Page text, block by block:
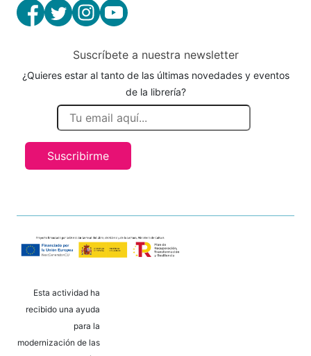
Suscríbete a nuestra newsletter
¿Quieres estar al tanto de las últimas novedades y eventos
de la librería?
Suscribirme
Esta actividad ha
recibido una ayuda
para la
modernización de las